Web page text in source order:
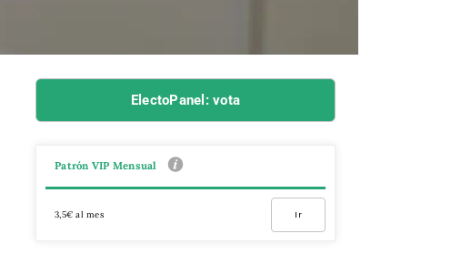
ElectoPanel: vota
Patrón VIP Mensual
3,5€ al mes Ir